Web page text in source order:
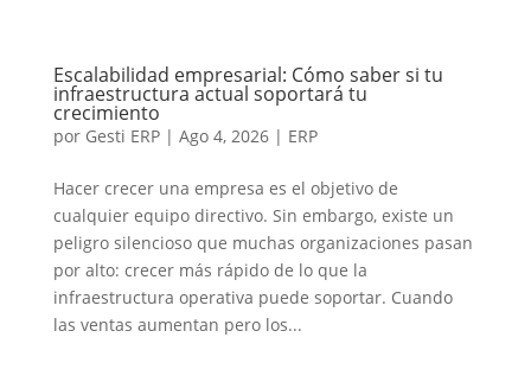
Escalabilidad empresarial: Cómo saber si tu
infraestructura actual soportará tu
crecimiento
por Gesti ERP| Ago 4, 2026| ERP
Hacer crecer una empresa es el objetivo de
cualquier equipo directivo. Sin embargo, existe un
peligro silencioso que muchas organizaciones pasan
por alto: crecer más rápido de lo que la
infraestructura operativa puede soportar. Cuando
las ventas aumentan pero los...